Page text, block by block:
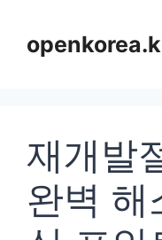
재개발
완벽 해